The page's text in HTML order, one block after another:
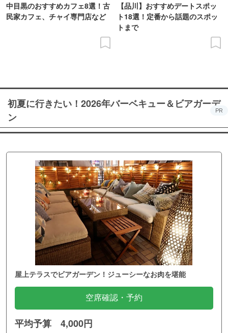
中目黒のおすすめカフェ8選！古
民家カフェ、チャイ専門店など
【品川】おすすめデートスポッ
ト18選！定番から話題のスポッ
トまで
初夏に行きたい！2026年バーベキュー＆ビアガーデ
ン
PR
屋上テラスでビアガーデン！ジューシーなお肉を堪能
空席確認・予約
平均予算 4,000円